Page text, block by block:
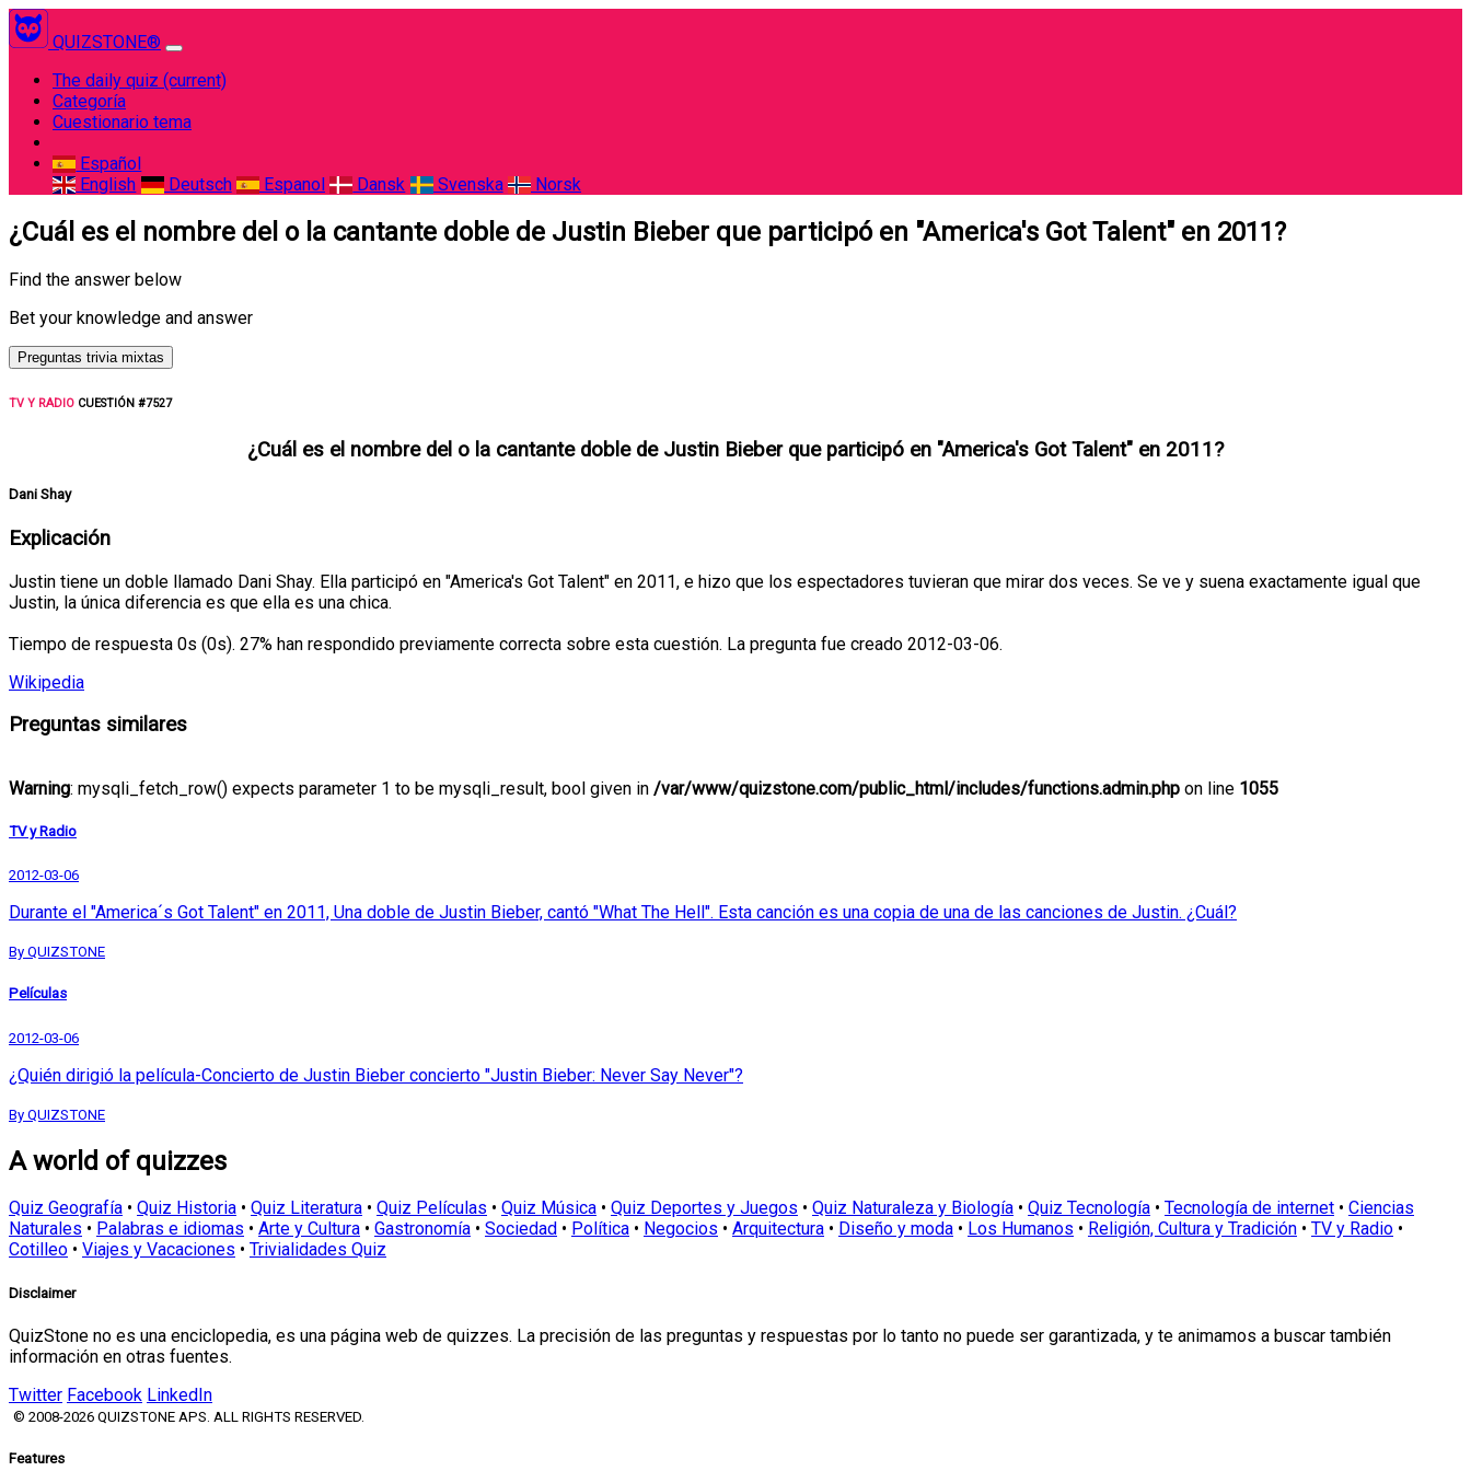
QUIZSTONE®
The daily quiz (current)
Categoría
Cuestionario tema
Español
English
Deutsch Espanol Dansk Svenska Norsk
¿Cuál es el nombre del o la cantante doble de Justin Bieber que participó en "America's Got Talent" en 2011?
Find the answer below
Bet your knowledge and answer
Preguntas trivia mixtas
TV Y RADIO CUESTIÓN #7527
¿Cuál es el nombre del o la cantante doble de Justin Bieber que participó en "America's Got Talent" en 2011?
Dani Shay
Explicación
Justin tiene un doble llamado Dani Shay. Ella participó en "America's Got Talent" en 2011, e hizo que los espectadores tuvieran que mirar dos veces. Se ve y suena exactamente igual que
Justin, la única diferencia es que ella es una chica.
Tiempo de respuesta 0s (0s). 27% han respondido previamente correcta sobre esta cuestión. La pregunta fue creado 2012-03-06.
Wikipedia
Preguntas similares
Warning: mysqli_fetch_row() expects parameter 1 to be mysqli_result, bool given in /var/www/quizstone.com/public_html/includes/functions.admin.php on line 1055
TV y Radio
2012-03-06
Durante el "America´s Got Talent" en 2011, Una doble de Justin Bieber, cantó "What The Hell". Esta canción es una copia de una de las canciones de Justin. ¿Cuál?
By QUIZSTONE
Películas
2012-03-06
¿Quién dirigió la película-Concierto de Justin Bieber concierto "Justin Bieber: Never Say Never"?
By QUIZSTONE
A world of quizzes
Quiz Geografía • Quiz Historia • Quiz Literatura • Quiz Películas • Quiz Música • Quiz Deportes y Juegos • Quiz Naturaleza y Biología • Quiz Tecnología • Tecnología de internet • Ciencias
Naturales • Palabras e idiomas • Arte y Cultura • Gastronomía • Sociedad • Política • Negocios • Arquitectura • Diseño y moda • Los Humanos • Religión, Cultura y Tradición • TV y Radio •
Cotilleo • Viajes y Vacaciones • Trivialidades Quiz
Disclaimer
QuizStone no es una enciclopedia, es una página web de quizzes. La precisión de las preguntas y respuestas por lo tanto no puede ser garantizada, y te animamos a buscar también
información en otras fuentes.
Twitter Facebook LinkedIn
© 2008-2026 QUIZSTONE APS. ALL RIGHTS RESERVED.
Features